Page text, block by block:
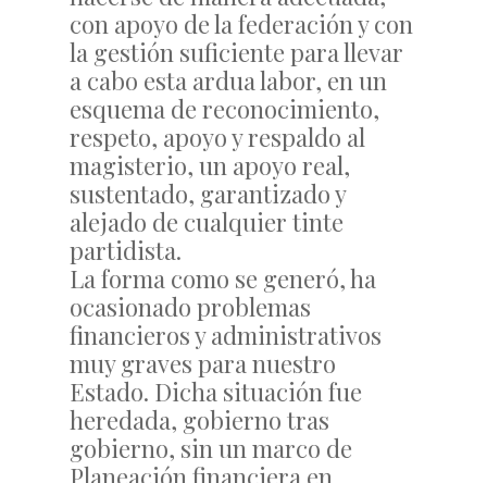
con apoyo de la federación y con
la gestión suficiente para llevar
a cabo esta ardua labor, en un
esquema de reconocimiento,
respeto, apoyo y respaldo al
magisterio, un apoyo real,
sustentado, garantizado y
alejado de cualquier tinte
partidista.
La forma como se generó, ha
ocasionado problemas
financieros y administrativos
muy graves para nuestro
Estado. Dicha situación fue
heredada, gobierno tras
gobierno, sin un marco de
Planeación financiera en